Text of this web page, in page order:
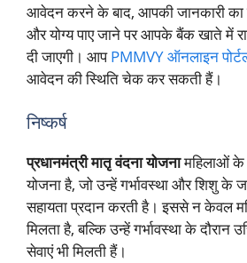
आवेदन करने के बाद, आपकी जानकारी का
और योग्य पाए जाने पर आपके बैंक खाते में
दी जाएगी। आपPMMVY ऑनलाइन
आवेदन की स्थिति चेक कर सकती हैं।
निष्कर्ष
प्रधानमंत्री मातृ वंदना योजनामहिलाओं के
योजना है, जो उन्हें गर्भावस्था और शिशु
सहायता प्रदान करती है। इससे न केवल
मिलता है, बल्कि उन्हें गर्भावस्था के दौरान
सेवाएं भी मिलती हैं।